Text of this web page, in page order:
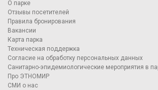
О парке
Отзывы посетителей
Правила бронирования
Вакансии
Карта парка
Техническая поддержка
Согласие на обработку персональных данных
Санитарно-эпидемиологические мероприятия в
Про ЭТНОМИР
СМИ о нас